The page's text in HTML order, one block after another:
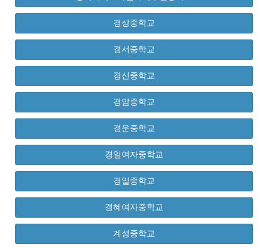
경상중학교
경서중학교
경신중학교
경암중학교
경운중학교
경일여자중학교
경일중학교
경혜여자중학교
계성중학교